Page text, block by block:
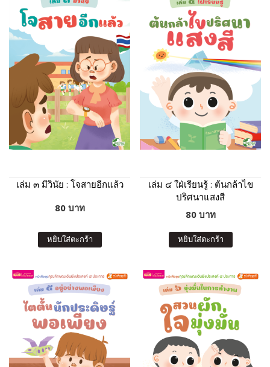
เล่ม ๓ มีวินัย : โจสายอีกแล้ว
80 บาท
หยิบใส่ตะกร้า
เล่ม ๔ ใฝ่เรียนรู้ : ต้นกล้าไข
ปริศนาแสงสี
80 บาท
หยิบใส่ตะกร้า